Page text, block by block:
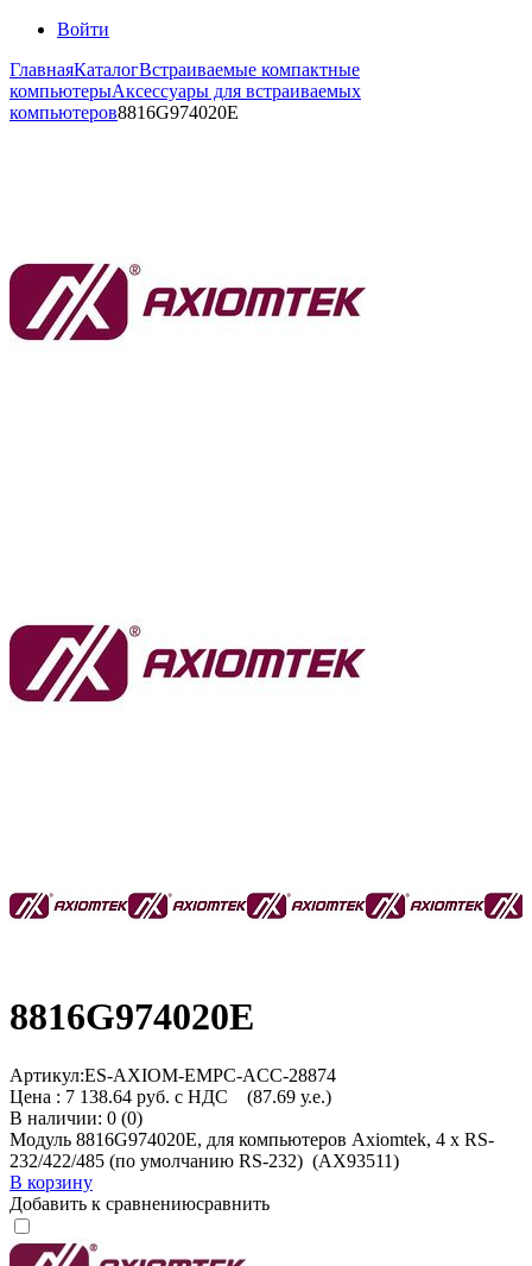
Войти
ГлавнаяКаталогВстраиваемые компактные
компьютерыАксессуары для встраиваемых
компьютеров8816G974020E
8816G974020E
Артикул:ES-AXIOM-EMPC-ACC-28874
Цена : 7 138.64 руб. с НДС (87.69 у.е.)
В наличии: 0 (0)
Модуль 8816G974020E, для компьютеров Axiomtek, 4 x RS-
232/422/485 (по умолчанию RS-232) (AX93511)
В корзину
Добавить к сравнениюсравнить